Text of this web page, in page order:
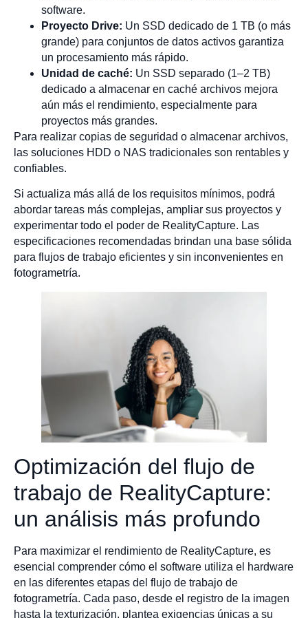
software.
Proyecto Drive: Un SSD dedicado de 1 TB (o más
grande) para conjuntos de datos activos garantiza
un procesamiento más rápido.
Unidad de caché: Un SSD separado (1–2 TB)
dedicado a almacenar en caché archivos mejora
aún más el rendimiento, especialmente para
proyectos más grandes.
Para realizar copias de seguridad o almacenar archivos,
las soluciones HDD o NAS tradicionales son rentables y
confiables.
Si actualiza más allá de los requisitos mínimos, podrá
abordar tareas más complejas, ampliar sus proyectos y
experimentar todo el poder de RealityCapture. Las
especificaciones recomendadas brindan una base sólida
para flujos de trabajo eficientes y sin inconvenientes en
fotogrametría.
Optimización del flujo de
trabajo de RealityCapture:
un análisis más profundo
Para maximizar el rendimiento de RealityCapture, es
esencial comprender cómo el software utiliza el hardware
en las diferentes etapas del flujo de trabajo de
fotogrametría. Cada paso, desde el registro de la imagen
hasta la texturización, plantea exigencias únicas a su